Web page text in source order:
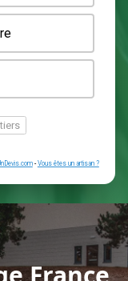
(7kW)
(type greenup)
prise
encore